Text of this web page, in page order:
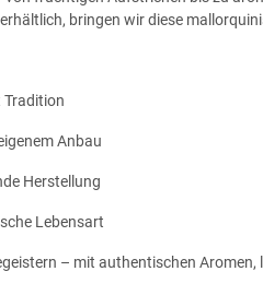
bringen wir diese
Anbau
Herstellung
Lebensart
– mit authentischen